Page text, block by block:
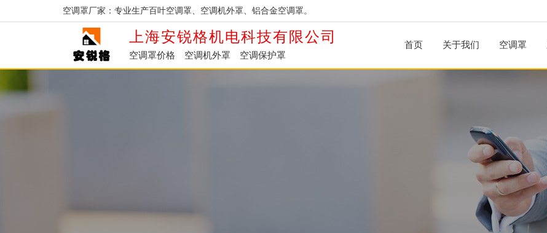
空调罩厂家：专业生产百叶空调罩、空调机外罩、铝合金空调罩。
上海安锐格机电科技有限公司
空调罩价格 空调机外罩 空调保护罩
首页 关于我们 空调罩